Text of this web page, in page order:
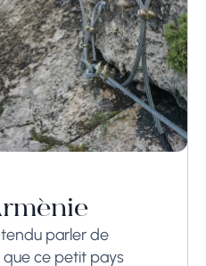
parler de
que ce petit pays